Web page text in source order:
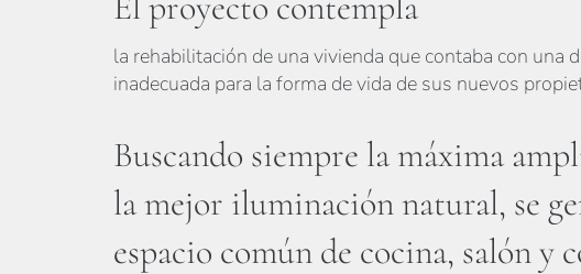
la rehabilitación de una vivienda que contaba con una
inadecuada para la forma de vida de sus nuevos
Buscando siempre la máxima
la mejor iluminación natural, se
espacio común de cocina, salón y